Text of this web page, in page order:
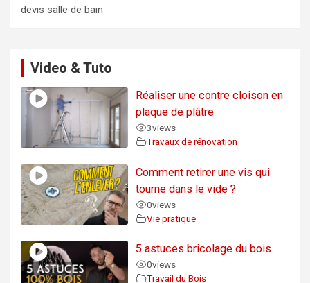
devis salle de bain
Video & Tuto
Réaliser une contre cloison en
plaque de plâtre
3views
Travaux de rénovation
Comment retirer une vis qui
tourne dans le vide ?
0views
Vie pratique
5 astuces bricolage du bois
0views
Travail du Bois